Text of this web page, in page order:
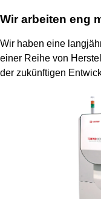
Wir arbeiten eng
Wir haben eine
einer Reihe von
der zukünftigen